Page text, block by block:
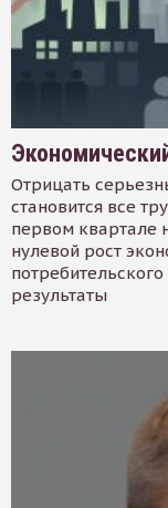
Отрицать
становится все
первом квартале
нулевой рост
результаты